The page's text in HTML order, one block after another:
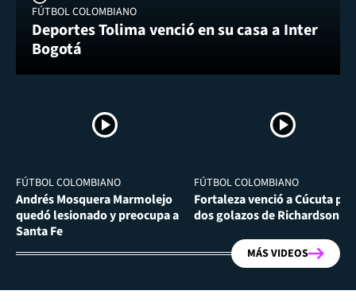
FÚTBOL COLOMBIANO
Deportes Tolima venció en su casa a Inter
Bogotá
FÚTBOL COLOMBIANO
Andrés Mosquera Marmolejo
quedó lesionado y preocupa a
Santa Fe
FÚTBOL COLOMBIANO
Fortaleza venció a Cúcuta por
dos golazos de Richardson
MÁS VIDEOS